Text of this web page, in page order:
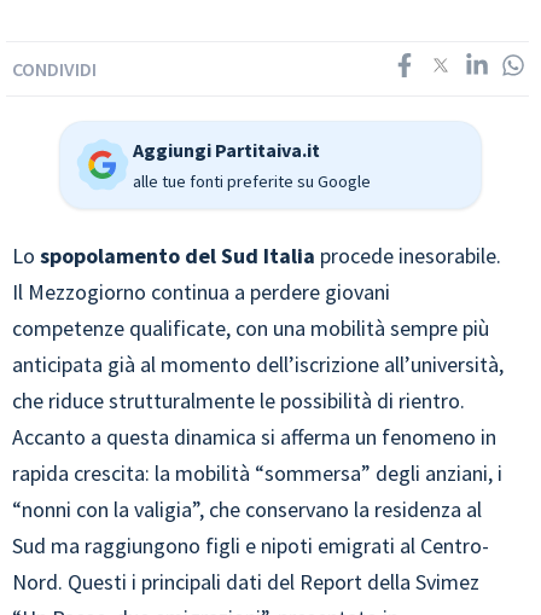
CONDIVIDI
Aggiungi Partitaiva.it
alle tue fonti preferite su Google
Lo spopolamento del Sud Italia procede inesorabile.
Il Mezzogiorno continua a perdere giovani
competenze qualificate, con una mobilità sempre più
anticipata già al momento dell’iscrizione all’università,
che riduce strutturalmente le possibilità di rientro.
Accanto a questa dinamica si afferma un fenomeno in
rapida crescita: la mobilità “sommersa” degli anziani, i
“nonni con la valigia”, che conservano la residenza al
Sud ma raggiungono figli e nipoti emigrati al Centro-
Nord. Questi i principali dati del Report della Svimez